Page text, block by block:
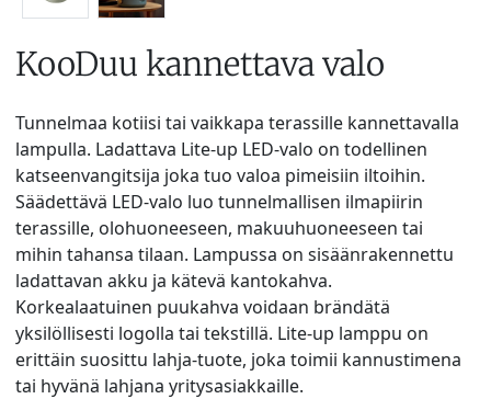
KooDuu kannettava valo
Tunnelmaa kotiisi tai vaikkapa terassille kannettavalla
lampulla. Ladattava Lite-up LED-valo on todellinen
katseenvangitsija joka tuo valoa pimeisiin iltoihin.
Säädettävä LED-valo luo tunnelmallisen ilmapiirin
terassille, olohuoneeseen, makuuhuoneeseen tai
mihin tahansa tilaan. Lampussa on sisäänrakennettu
ladattavan akku ja kätevä kantokahva.
Korkealaatuinen puukahva voidaan brändätä
yksilöllisesti logolla tai tekstillä. Lite-up lamppu on
erittäin suosittu lahja-tuote, joka toimii kannustimena
tai hyvänä lahjana yritysasiakkaille.